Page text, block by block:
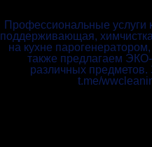
Профессиональные услуги
поддерживающая,
на кухне
также предлагаем ЭКО-
различных
t.me/